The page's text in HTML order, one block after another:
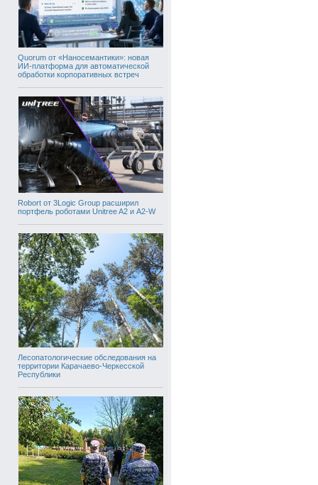
Quorum от «Наносемантики»: новая
ИИ-платформа для автоматической
обработки корпоративных встреч
Robort от 3Logic Group расширил
портфель роботами Unitree A2 и A2-W
Лесопатологические обследования на
территории Карачаево-Черкесской
Республики